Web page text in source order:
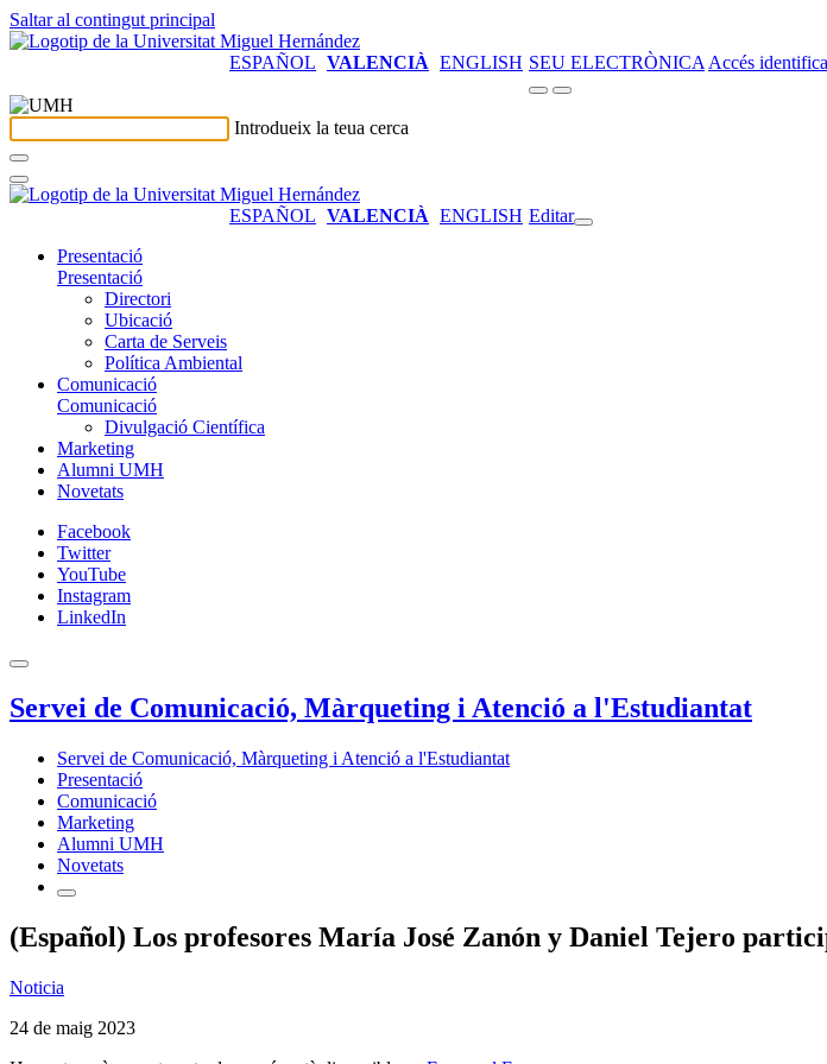
Saltar al contingut principal
ESPAÑOL VALENCIÀ ENGLISH SEU ELECTRÒNICA Accés
Introdueix la teua cerca
ESPAÑOL VALENCIÀ ENGLISH Editar
Presentació
Presentació
Directori
Ubicació
Carta de Serveis
Política Ambiental
Comunicació
Comunicació
Divulgació Científica
Marketing
Alumni UMH
Novetats
Facebook
Twitter
YouTube
Instagram
LinkedIn
Servei de Comunicació, Màrqueting i Atenció a l'Estudiantat
Servei de Comunicació, Màrqueting i Atenció a l'Estudiantat
Presentació
Comunicació
Marketing
Alumni UMH
Novetats
(Español) Los profesores María José Zanón y Daniel Tejero
Noticia
24 de maig 2023